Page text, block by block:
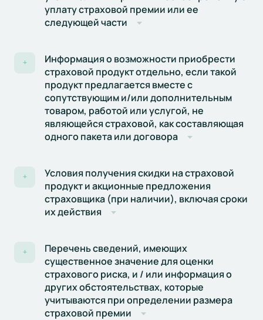
уплату страховой премии или ее
следующей части
+
Информация о возможности приобрести
страховой продукт отдельно, если такой
продукт предлагается вместе с
сопутствующим и/или дополнительным
товаром, работой или услугой, не
являющейся страховой, как составляющая
одного пакета или договора
+
Условия получения скидки на страховой
продукт и акционные предложения
страховщика (при наличии), включая сроки
их действия
+
Перечень сведений, имеющих
существенное значение для оценки
страхового риска, и / или информация о
других обстоятельствах, которые
учитываются при определении размера
страховой премии